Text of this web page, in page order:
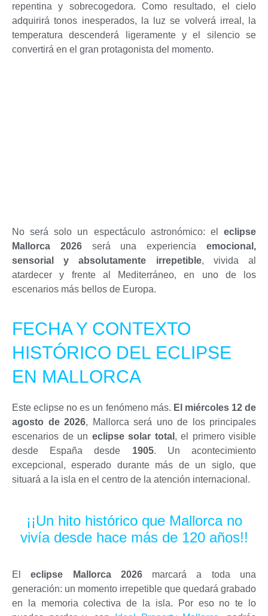
repentina y sobrecogedora. Como resultado, el cielo
adquirirá tonos inesperados, la luz se volverá irreal, la
temperatura descenderá ligeramente y el silencio se
convertirá en el gran protagonista del momento.
No será solo un espectáculo astronómico: el eclipse
Mallorca 2026será una experienciaemocional,
sensorial y absolutamente irrepetible, vivida al
atardecer y frente al Mediterráneo, en uno de los
escenarios más bellos de Europa.
FECHA Y CONTEXTO
HISTÓRICO DEL ECLIPSE
EN MALLORCA
Este eclipse no es un fenómeno más. El miércoles 12 de
agosto de 2026, Mallorca será uno de los principales
escenarios de un eclipse solar total , el primero visible
desde España desde 1905. Un acontecimiento
excepcional, esperado durante más de un siglo, que
situará a la isla en el centro de la atención internacional.
¡¡Un hito histórico que Mallorca no
vivía desde hace más de 120 años!!
Eleclipse Mallorca 2026marcará a toda una
generación: un momento irrepetible que quedará grabado
en la memoria colectiva de la isla. Por eso no te lo